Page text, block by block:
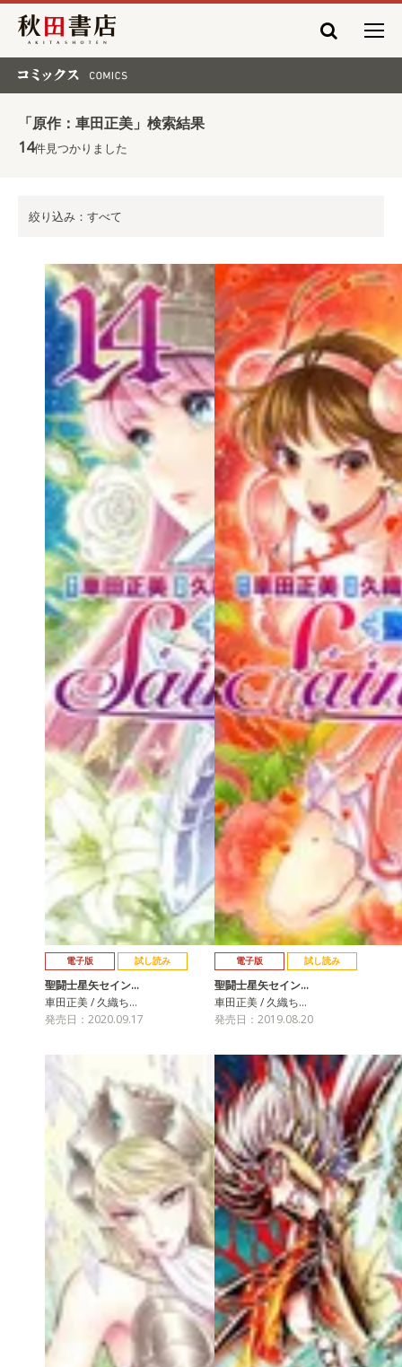
秋田書店
「原作：車田正美」検索結果
14件見つかりました
絞り込み：すべて
電子版 試し読み
聖闘士星矢セイン…
車田正美 / 久織ち…
発売日：2020.09.17
電子版 試し読み
聖闘士星矢セイン…
車田正美 / 久織ち…
発売日：2019.08.20